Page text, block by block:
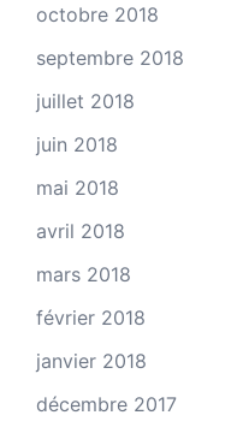
octobre 2018
septembre 2018
juillet 2018
juin 2018
mai 2018
avril 2018
mars 2018
février 2018
janvier 2018
décembre 2017